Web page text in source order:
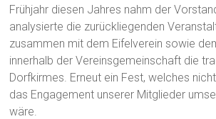
Frühjahr diesen Jahres nahm der
analysierte die zurückliegenden
zusammen mit dem Eifelverein sowie
innerhalb der Vereinsgemeinschaft die
Dorfkirmes. Erneut ein Fest, welches
das Engagement unserer Mitglieder
wäre.